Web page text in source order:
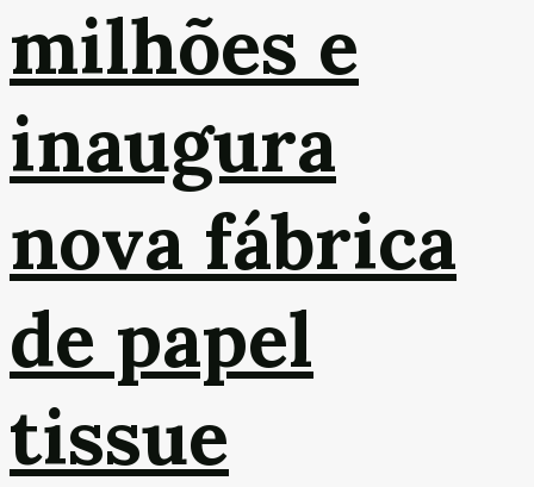
milhões e
inaugura
nova fábrica
de papel
tissue